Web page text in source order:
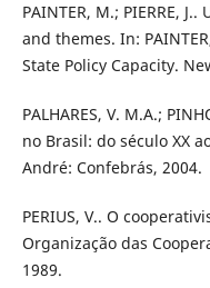
PAINTER, M.; PIERRE,
and themes. In:
State Policy Capacity.
PALHARES, V. M.A.;
no Brasil: do século XX
André: Confebrás, 2004.
PERIUS, V.. O
Organização das
1989.